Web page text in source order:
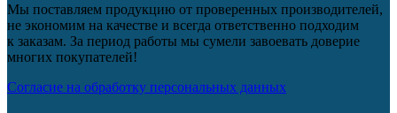
Мы поставляем продукцию от проверенных производителей,
не экономим на качестве и всегда ответственно подходим
к заказам. За период работы мы сумели завоевать доверие
многих покупателей!
Согласие на обработку персональных данных